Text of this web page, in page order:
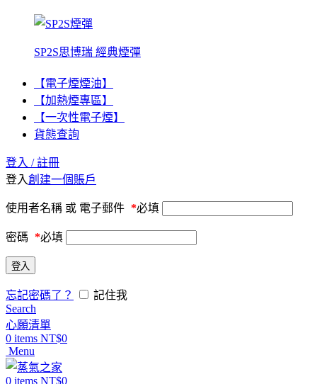
SP2S思博瑞 經典煙彈
【電子煙煙油】
【加熱煙專區】
【一次性電子煙】
貨態查詢
登入 / 註冊
登入創建一個賬戶
使用者名稱 或 電子郵件 *必填
密碼 *必填
登入
忘記密碼了？
記住我
Search
心願清單
0 items NT$0
Menu
0 items NT$0